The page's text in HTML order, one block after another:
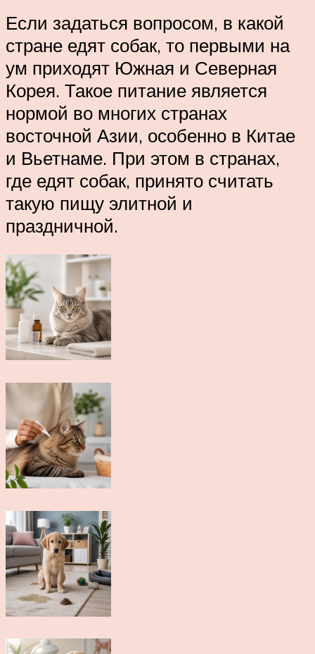
Если задаться вопросом, в какой
стране едят собак, то первыми на
ум приходят Южная и Северная
Корея. Такое питание является
нормой во многих странах
восточной Азии, особенно в Китае
и Вьетнаме. При этом в странах,
где едят собак, принято считать
такую пищу элитной и
праздничной.